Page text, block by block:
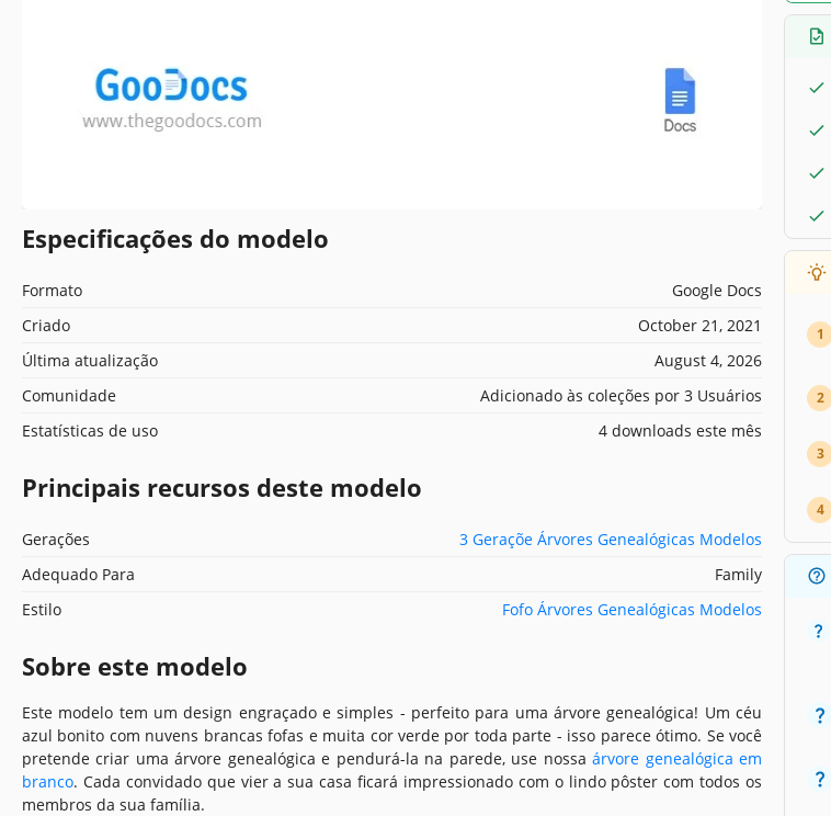
Especificações do modelo
Formato
Google Docs
Criado
October 21, 2021
Última atualização
August 4, 2026
Comunidade
Adicionado às coleções por 3 Usuários
Estatísticas de uso
4 downloads este mês
Principais recursos deste modelo
Gerações
3 Geraçõe Árvores Genealógicas Modelos
Adequado Para
Family
Estilo
Fofo Árvores Genealógicas Modelos
Sobre este modelo
Este modelo tem um design engraçado e simples - perfeito para uma árvore genealógica! Um céu
azul bonito com nuvens brancas fofas e muita cor verde por toda parte - isso parece ótimo. Se você
pretende criar uma árvore genealógica e pendurá-la na parede, use nossaárvore genealógica em
branco. Cada convidado que vier a sua casa ficará impressionado com o lindo pôster com todos os
membros da sua família.
1
2
3
4